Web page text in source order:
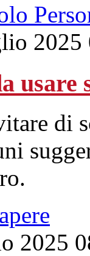
2025
usare
2025